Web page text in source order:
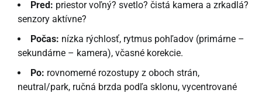
Pred: priestor voľný? svetlo? čistá kamera a zrkadlá?
senzory aktívne?
Počas: nízka rýchlosť, rytmus pohľadov (primárne –
sekundárne – kamera), včasné korekcie.
Po: rovnomerné rozostupy z oboch strán,
neutral/park, ručná brzda podľa sklonu, vycentrované